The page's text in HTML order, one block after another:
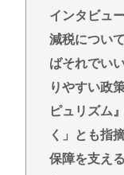
インタビュ
減税につい
ばそれでい
りやすい政
ピュリズム
く」とも指
保障を支え